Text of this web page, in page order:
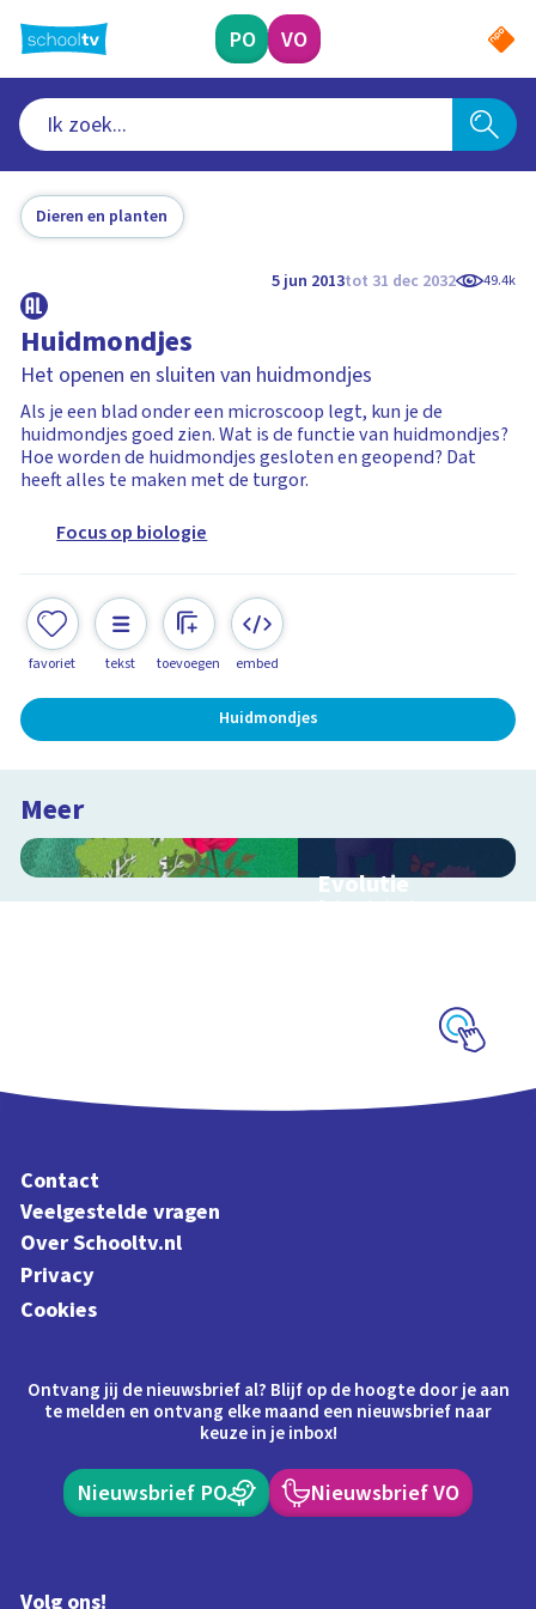
naar
hoofdinhoud
PO VO
Dieren en planten
5 jun 2013tot 31 dec 2032 49.4k
Huidmondjes
Het openen en sluiten van huidmondjes
Als je een blad onder een microscoop legt, kun je de
huidmondjes goed zien. Wat is de functie van huidmondjes?
Hoe worden de huidmondjes gesloten en geopend? Dat
heeft alles te maken met de turgor.
Focus op biologie
favoriet tekst toevoegen embed
Huidmondjes
Meer
Evolutie
Schoolplaat over
Contact
Veelgestelde vragen
Over Schooltv.nl
Privacy
Cookies
Ontvang jij de nieuwsbrief al? Blijf op de hoogte door je aan
te melden en ontvang elke maand een nieuwsbrief naar
keuze in je inbox!
Nieuwsbrief PO Nieuwsbrief VO
Volg ons!